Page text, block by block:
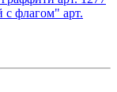
флагом" арт.